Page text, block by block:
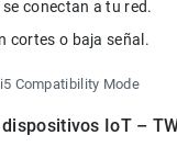
Compatibility Mode
IoT –